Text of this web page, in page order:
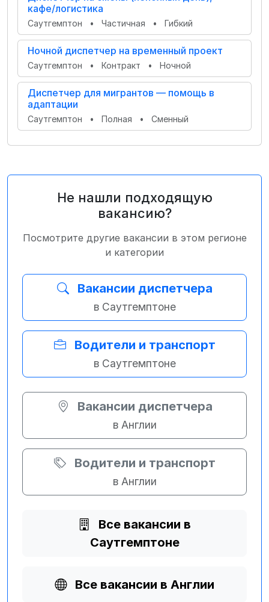
кафе/логистика
Саутгемптон • Частичная • Гибкий
Ночной диспетчер на временный проект
Саутгемптон • Контракт • Ночной
Диспетчер для мигрантов — помощь в
адаптации
Саутгемптон • Полная • Сменный
Не нашли подходящую
вакансию?
Посмотрите другие вакансии в этом регионе
и категории
Вакансии диспетчера
в Саутгемптоне
Водители и транспорт
в Саутгемптоне
Вакансии диспетчера
в Англии
Водители и транспорт
в Англии
Все вакансии в
Саутгемптоне
Все вакансии в Англии